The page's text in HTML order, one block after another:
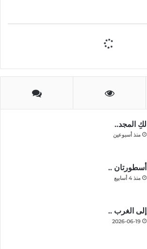
لكِ المجد..
منذ أسبوعين
أسطورتان ..
منذ 4 أسابيع
إلى الغرب ..
2026-06-19